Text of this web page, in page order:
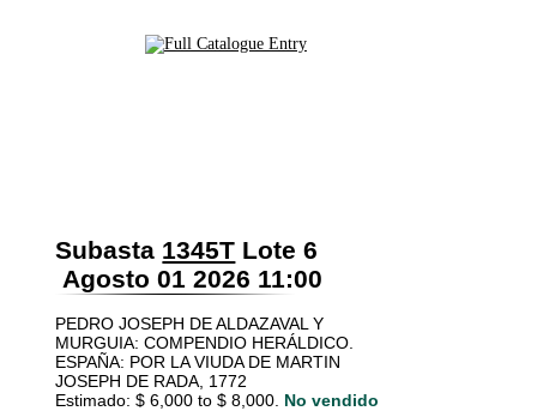
Subasta 1345T Lote 6
Agosto 01 2026 11:00
PEDRO JOSEPH DE ALDAZAVAL Y
MURGUIA: COMPENDIO HERÁLDICO.
ESPAÑA: POR LA VIUDA DE MARTIN
JOSEPH DE RADA, 1772
Estimado: $ 6,000 to $ 8,000. No vendido